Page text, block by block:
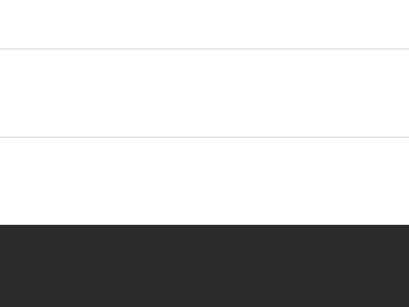
zahvalnice i proljetnu korespondenciju.